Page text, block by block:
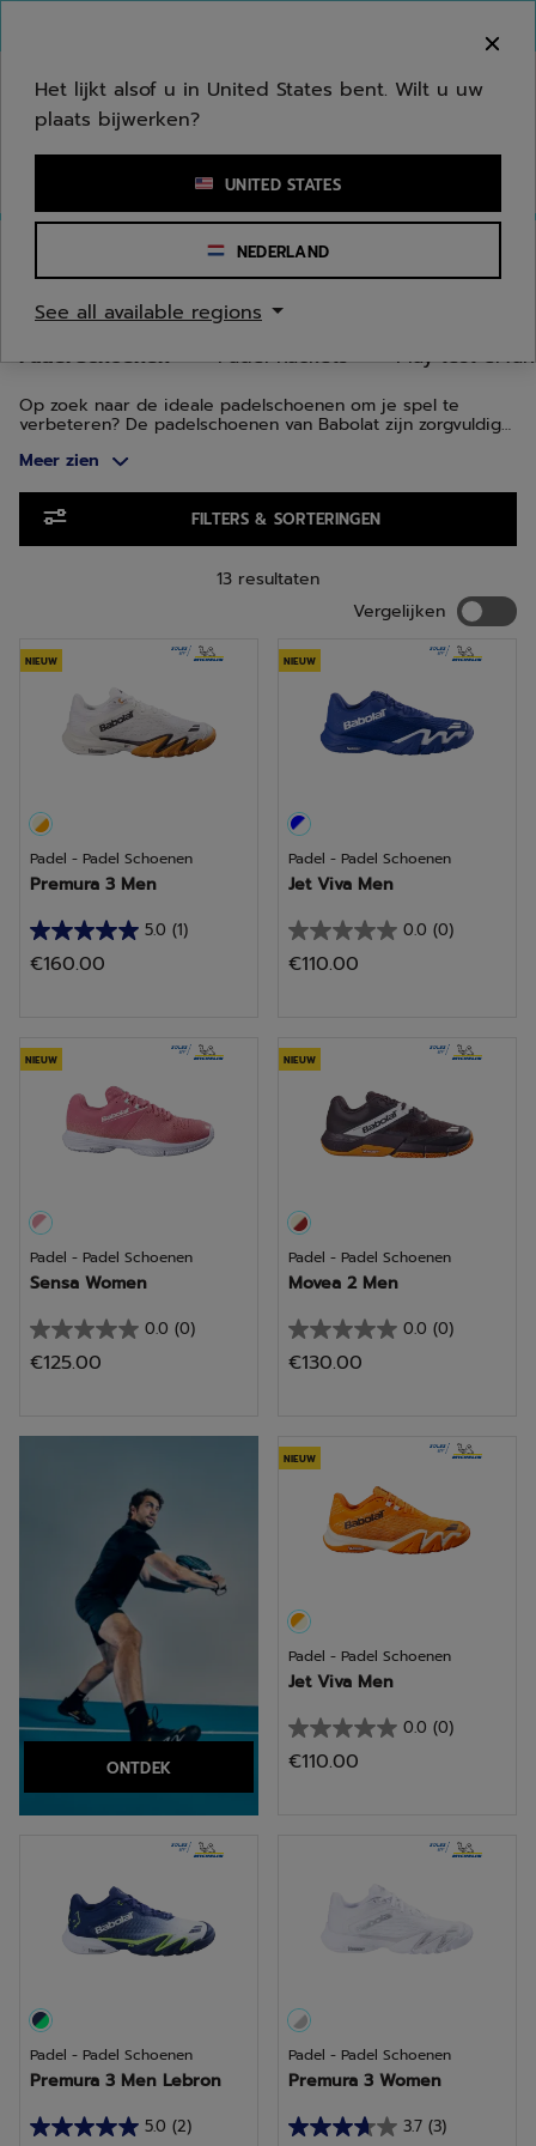
Een zoekwoord of een artikelnummer invoeren
Padel Schoenen
PADEL SCHOENEN
Padel Rackets Play test
Padel Schoenen
Op zoek naar de ideale padelschoenen om je spel te
verbeteren? De padelschoenen van Babolat zijn zorgvuldig
alle niveaus, van onverschrokken beginners tot
lichtheid, onze verschillende assortimenten voldoen aan je
Meer zien
FILTERS & SORTERINGEN
13 resultaten
Vergelijken
NIEUW
Padel - Padel Schoenen
Premura 3 Men
5.0 (1)
5.0
van
sterren.
beoordeling
€160.00
NIEUW
Padel - Padel Schoenen
Jet Viva Men
0.0 (0)
0.0
van
sterren.
€110.00
NIEUW
Padel - Padel Schoenen
Sensa Women
0.0 (0)
0.0
van
5
€125.00
NIEUW
Padel - Padel Schoenen
Movea 2 Men
0.0 (0)
0.0
van
sterren.
€130.00
ONTDEK
NIEUW
Padel - Padel Schoenen
Jet Viva Men
0.0 (0)
0.0
van
€110.00
Padel - Padel Schoenen
Premura 3 Men Lebron
5.0 (2)
5.0
Padel - Padel Schoenen
Premura 3 Women
3.7 (3)
3.7
Het lijkt alsof u in United States bent. Wilt u uw
plaats bijwerken?
UNITED STATES
NEDERLAND
See all available regions